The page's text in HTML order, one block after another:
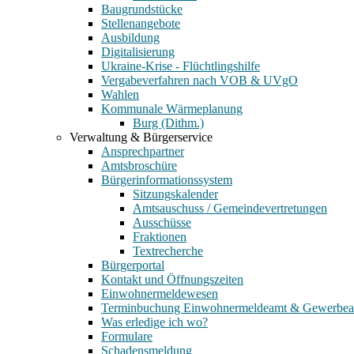
Baugrundstücke
Stellenangebote
Ausbildung
Digitalisierung
Ukraine-Krise - Flüchtlingshilfe
Vergabeverfahren nach VOB & UVgO
Wahlen
Kommunale Wärmeplanung
Burg (Dithm.)
Verwaltung & Bürgerservice
Ansprechpartner
Amtsbroschüre
Bürgerinformationssystem
Sitzungskalender
Amtsauschuss / Gemeindevertretungen
Ausschüsse
Fraktionen
Textrecherche
Bürgerportal
Kontakt und Öffnungszeiten
Einwohnermeldewesen
Terminbuchung Einwohnermeldeamt &
Was erledige ich wo?
Formulare
Schadensmeldung